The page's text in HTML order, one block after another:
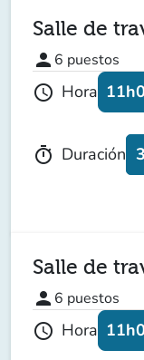
Salle de
person 6 puestos
schedule Hora
timer Duración
Salle de
person 6 puestos
schedule Hora